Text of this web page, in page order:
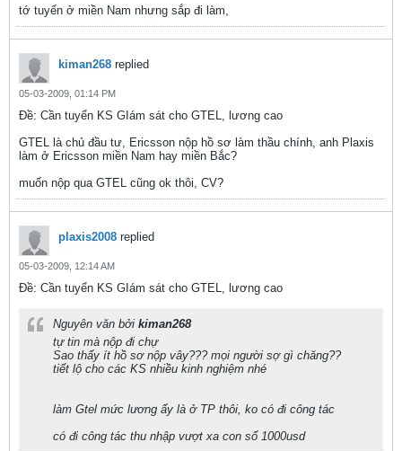
tớ tuyển ở miền Nam nhưng sắp đi làm,
kiman268 replied
05-03-2009, 01:14 PM
Ðề: Cần tuyển KS GIám sát cho GTEL, lương cao
GTEL là chủ đầu tư, Ericsson nộp hồ sơ làm thầu chính, anh Plaxis
làm ở Ericsson miền Nam hay miền Bắc?
muốn nộp qua GTEL cũng ok thôi, CV?
plaxis2008 replied
05-03-2009, 12:14 AM
Ðề: Cần tuyển KS GIám sát cho GTEL, lương cao
Nguyên văn bởi kiman268
tự tin mà nộp đi chự
Sao thấy ít hồ sơ nộp vây??? mọi người sợ gì chăng??
tiết lộ cho các KS nhiều kinh nghiệm nhé
làm Gtel mức lương ấy là ở TP thôi, ko có đi công tác
có đi công tác thu nhập vượt xa con số 1000usd